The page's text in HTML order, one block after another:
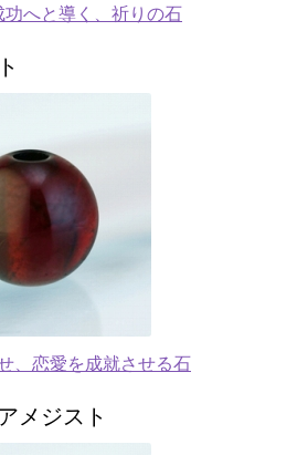
功へと導く、祈りの石
、恋愛を成就させる石
メジスト